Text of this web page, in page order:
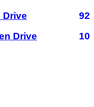
Drive
92
Drive
10